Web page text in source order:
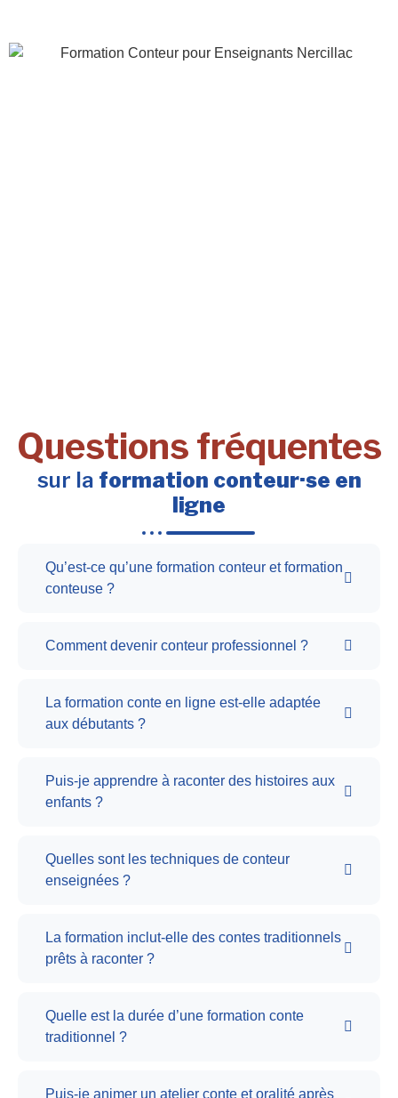
Questions fréquentes
sur la formation conteur·se en
ligne
Qu’est-ce qu’une formation conteur et formation
conteuse ?
Comment devenir conteur professionnel ?
La formation conte en ligne est-elle adaptée
aux débutants ?
Puis-je apprendre à raconter des histoires aux
enfants ?
Quelles sont les techniques de conteur
enseignées ?
La formation inclut-elle des contes traditionnels
prêts à raconter ?
Quelle est la durée d’une formation conte
traditionnel ?
Puis-je animer un atelier conte et oralité après